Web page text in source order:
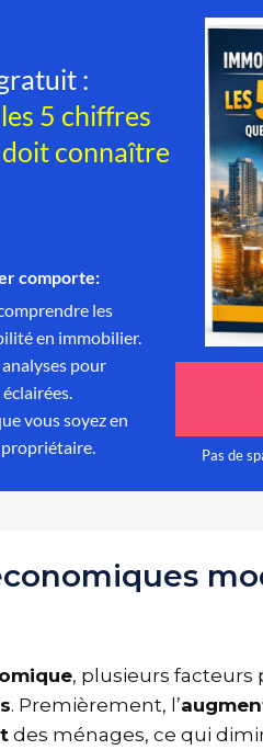
, plusieurs
. Premièrement, l’
des ménages, ce qui